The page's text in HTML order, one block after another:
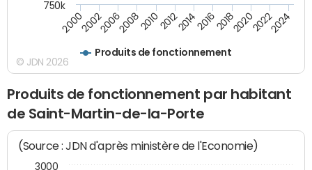
Produits de fonctionnement
200020022006200820102012201420162018202020222024
750k
© JDN 2026
Produits de fonctionnement par habitant
de Saint-Martin-de-la-Porte
(Source : JDN d'après ministère de l'Economie)
3000